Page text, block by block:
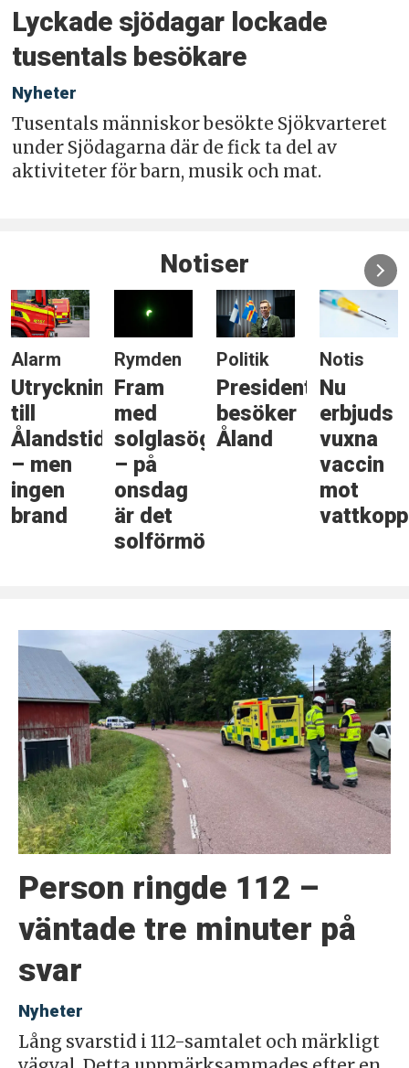
Lyckade sjödagar lockade
tusentals besökare
Nyheter
Tusentals människor besökte Sjökvarteret
under Sjödagarna där de fick ta del av
aktiviteter för barn, musik och mat.
Notiser
Alarm
Utryckning
till
Ålandstidningen
– men
ingen
brand
Rymden
Fram
med
solglasögonen
– på
onsdag
är det
solförmörkelse
Politik
Presidenten
besöker
Åland
Notis
Nu
erbjuds
vuxna
vaccin
mot
Person ringde 112 –
väntade tre minuter på
svar
Nyheter
Lång svarstid i 112-samtalet och märkligt